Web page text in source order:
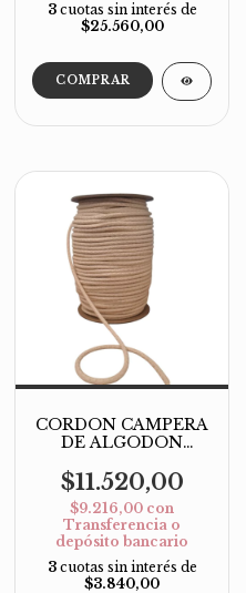
3 cuotas sin interés de
$25.560,00
CORDON CAMPERA
DE ALGODON
(Art 66)
$11.520,00
$9.216,00 con
Transferencia o
depósito bancario
3 cuotas sin interés de
$3.840,00